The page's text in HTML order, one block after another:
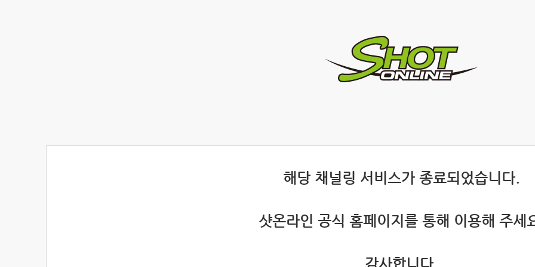
해당 채널링 서비스가 종료되었습니다.
샷온라인 공식 홈페이지를 통해 이용해 주세